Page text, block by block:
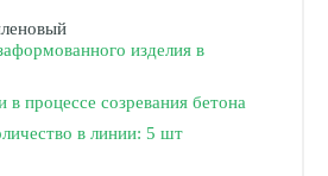
изделия в
в процессе созревания бетона
в линии: 5 шт